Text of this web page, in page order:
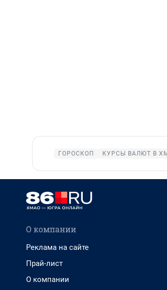
ГОРОСКОП КУРСЫ ВАЛЮТ В
О компании
Реклама на сайте
Прай-лист
О компании